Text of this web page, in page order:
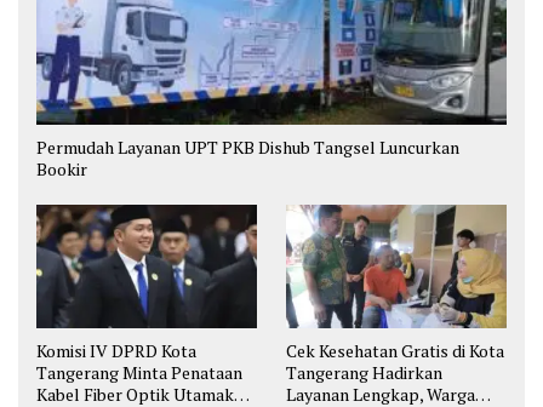
Permudah Layanan UPT PKB Dishub Tangsel Luncurkan
Bookir
Komisi IV DPRD Kota
Tangerang Minta Penataan
Kabel Fiber Optik Utamakan
Cek Kesehatan Gratis di Kota
Tangerang Hadirkan
Layanan Lengkap, Warga